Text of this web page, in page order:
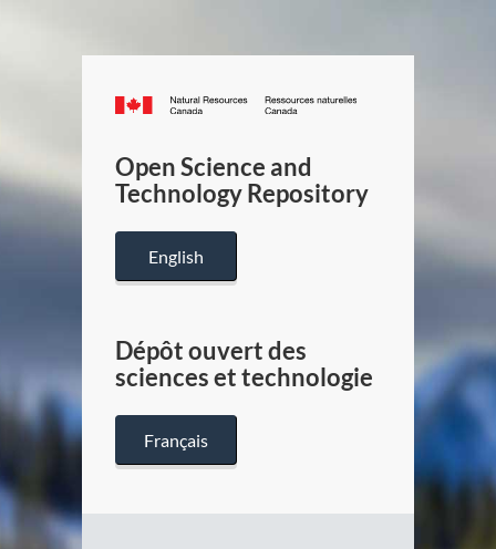
Canada.ca
/
Canada
Open Science and
Technology Repository
English
Dépôt ouvert des
sciences et technologie
Français